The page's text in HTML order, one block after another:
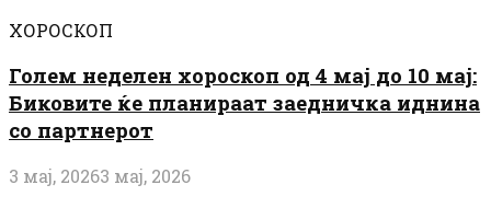
ХОРОСКОП
Голем неделен хороскоп од 4 мај до 10 мај:
Биковите ќе планираат заедничка иднина
со партнерот
3 мај, 20263 мај, 2026